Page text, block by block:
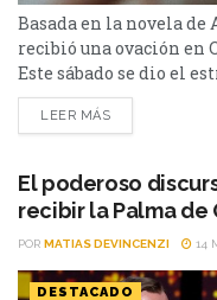
Basada en la novela de
recibió una ovación en
Este sábado se dio el
de Cannes. Basada en
“Matate, amor”,
cinta...
LEER MÁS
El poderoso
recibir la Palma de
POR MATIAS DEVINCENZI 14
DESTACADO